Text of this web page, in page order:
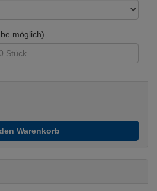
möglich)
Warenkorb